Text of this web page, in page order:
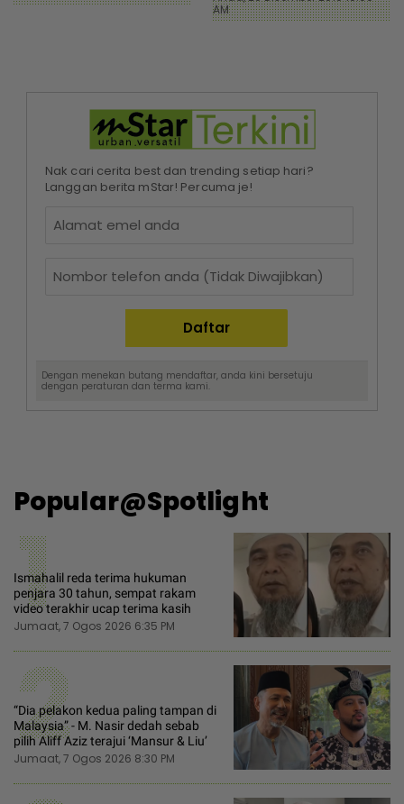
AM
Nak cari cerita best dan trending setiap hari?
Langgan berita mStar! Percuma je!
Dengan menekan butang mendaftar, anda kini bersetuju
dengan peraturan dan terma kami.
Popular@Spotlight
1
Ismahalil reda terima hukuman
penjara 30 tahun, sempat rakam
video terakhir ucap terima kasih
Jumaat, 7 Ogos 2026 6:35 PM
2
“Dia pelakon kedua paling tampan di
Malaysia” - M. Nasir dedah sebab
pilih Aliff Aziz terajui ‘Mansur & Liu’
Jumaat, 7 Ogos 2026 8:30 PM